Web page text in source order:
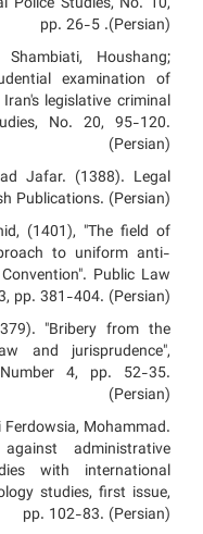
pp. 26-5 .(Persian)
Houshang;
examination of
legislative criminal
No. 20, 95-120.
(Persian)
Jafar. (1388). Legal
Publications. (Persian)
(1401), "The field of
to uniform anti-
Public Law
pp. 381-404. (Persian)
"Bribery from the
and jurisprudence",
4, pp. 52-35.
(Persian)
Mohammad.
administrative
with international
studies, first issue,
pp. 102-83. (Persian)